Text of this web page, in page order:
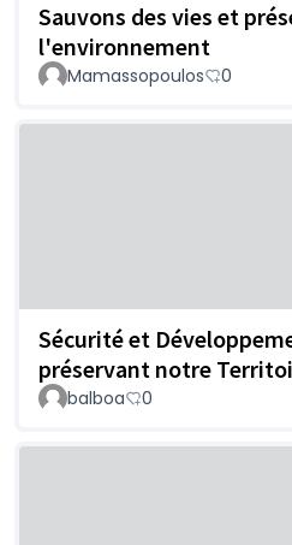
Sauvons des vies et
l'environnement
Mamassopoulos 0
Sécurité et
préservant notre
balboa 0